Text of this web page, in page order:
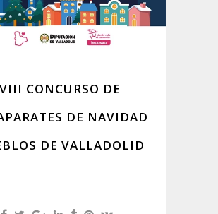
VIII CONCURSO DE
DE NAVIDAD
DE VALLADOLID